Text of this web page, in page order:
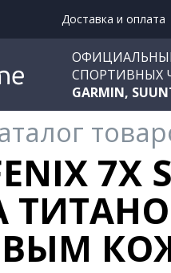
Доставка и оплата
СПОРТИВНЫХ
GARMIN,
7X